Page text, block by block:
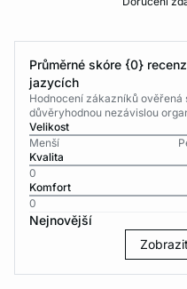
Průměrné skóre {0}
jazycích
Hodnocení zákazníků ověřená
důvěryhodnou nezávislou
Velikost
Menší
Kvalita
0
Komfort
0
Nejnovější